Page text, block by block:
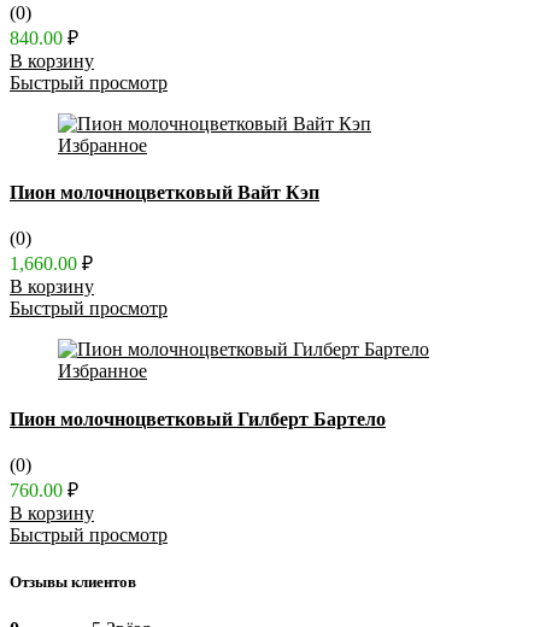
(0)
840.00 ₽
В корзину
Быстрый просмотр
Избранное
Пион молочноцветковый Вайт Кэп
(0)
1,660.00 ₽
В корзину
Быстрый просмотр
Избранное
Пион молочноцветковый Гилберт Бартело
(0)
760.00 ₽
В корзину
Быстрый просмотр
Отзывы клиентов